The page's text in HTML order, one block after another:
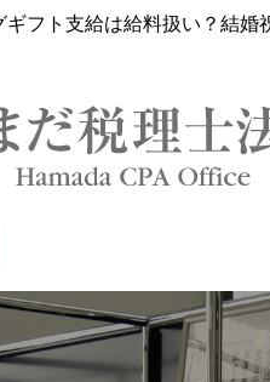
フト支給は給料扱い？結婚